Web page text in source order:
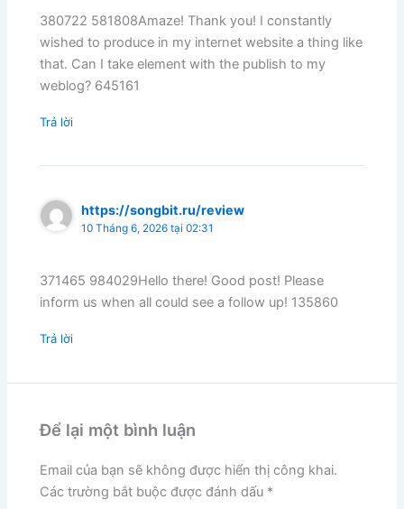
380722 581808Amaze! Thank you! I constantly
wished to produce in my internet website a thing like
that. Can I take element with the publish to my
weblog? 645161
Trả lời
https://songbit.ru/review
10 Tháng 6, 2026 tại 02:31
371465 984029Hello there! Good post! Please
inform us when all could see a follow up! 135860
Trả lời
Để lại một bình luận
Email của bạn sẽ không được hiển thị công khai.
Các trường bắt buộc được đánh dấu *